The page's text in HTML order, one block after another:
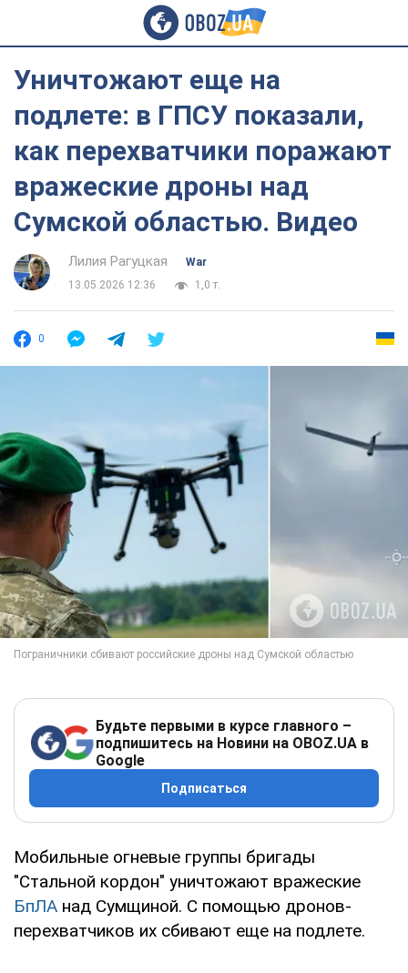
Уничтожают еще на
подлете: в ГПСУ показали,
как перехватчики поражают
вражеские дроны над
Сумской областью. Видео
Лилия Рагуцкая
War
13.05.2026 12:36
1,0 т.
0
Будьте первыми в курсе главного –
подпишитесь на Новини на OBOZ.UA в
Google
Подписаться
Мобильные огневые группы бригады
"Стальной кордон" уничтожают вражеские
БпЛА над Сумщиной. С помощью дронов-
перехватчиков их сбивают еще на подлете.